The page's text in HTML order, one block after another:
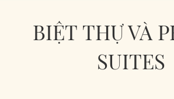
BIỆT THỰ VÀ
SUITES